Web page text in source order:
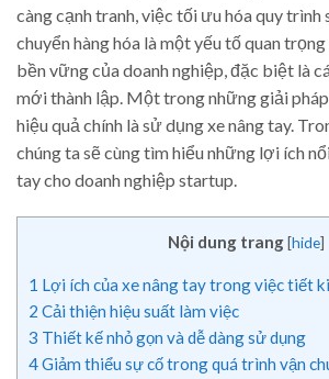
càng cạnh tranh, việc tối ưu hóa quy trình
chuyển hàng hóa là một yếu tố quan
bền vững của doanh nghiệp, đặc biệt là
mới thành lập. Một trong những giải
hiệu quả chính là sử dụng xe nâng tay.
chúng ta sẽ cùng tìm hiểu những lợi ích
tay cho doanh nghiệp startup.
Nội dung trang [hide]
1 Lợi ích của xe nâng tay trong việc tiết
2 Cải thiện hiệu suất làm việc
3 Thiết kế nhỏ gọn và dễ dàng sử dụng
4Giảm thiểu sự cố trong quá trình vận